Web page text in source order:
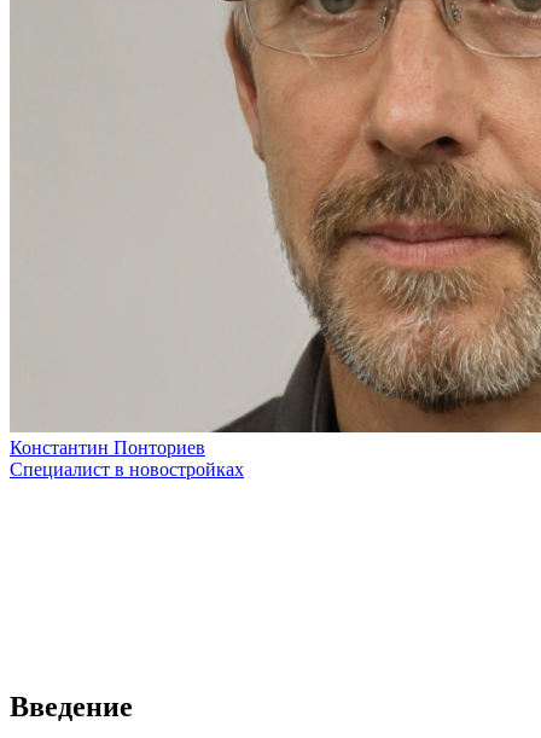
Константин Понториев
Специалист в новостройках
Введение